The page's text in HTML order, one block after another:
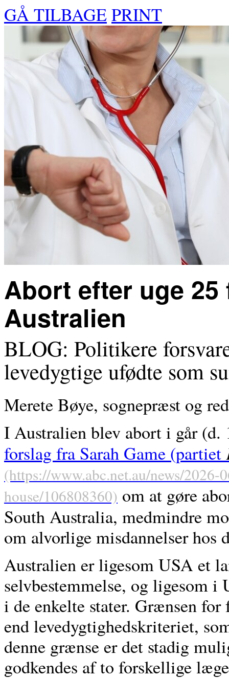
GÅ TILBAGEPRINT
Abort efter uge
Australien
BLOG: Politikere
levedygtige ufødte som
Merete Bøye, sognepræst og
I Australien blev abort i går (d.
forslag fra Sarah Game (partiet
om at gøre
South Australia, medmindre
om alvorlige misdannelser hos
Australien er ligesom USA et
selvbestemmelse, og ligesom
i de enkelte stater. Grænsen
end levedygtighedskriteriet,
denne grænse er det stadig
godkendes af to forskellige